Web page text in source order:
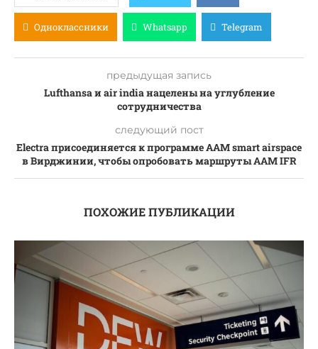
Одноклассники Whatsapp Telegram
предыдущая запись
Lufthansa и air india нацелены на углубление
сотрудничества
следующий пост
Electra присоединяется к программе AAM smart airspace
в Вирджинии, чтобы опробовать маршруты AAM IFR
ПОХОЖИЕ ПУБЛИКАЦИИ